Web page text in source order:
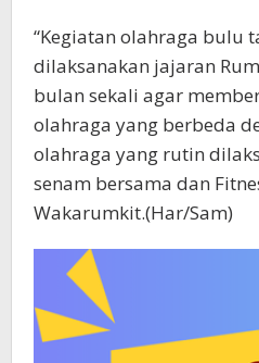
“Kegiatan olahraga bulu
dilaksanakan jajaran
bulan sekali agar
olahraga yang berbeda
olahraga yang rutin
senam bersama dan
Wakarumkit.(Har/Sam)